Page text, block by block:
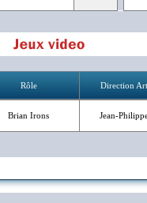
Rôle Direction
Brian Irons Jean-